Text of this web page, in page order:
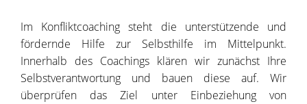
Im Konfliktcoaching steht die unterstützende und
fördernde Hilfe zur Selbsthilfe im Mittelpunkt.
Innerhalb des Coachings klären wir zunächst Ihre
Selbstverantwortung und bauen diese auf. Wir
überprüfen das Ziel unter Einbeziehung von